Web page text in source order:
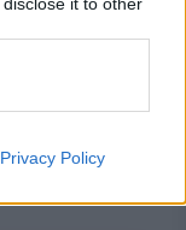
Privacy Policy
de Vest:
de trafic